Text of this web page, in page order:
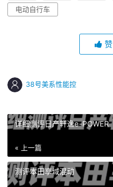
电动自行车
赞
38号美系性能控
详细测评日产轩逸e-POWER
« 上一篇
测评本田享域混动